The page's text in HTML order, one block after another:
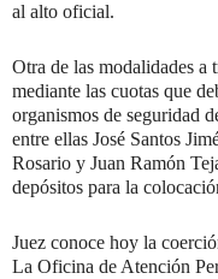
al alto oficial.
Otra de las modalidades a
mediante las cuotas que
organismos de seguridad
entre ellas José Santos
Rosario y Juan Ramón
depósitos para la
Juez conoce hoy la
La Oficina de Atención